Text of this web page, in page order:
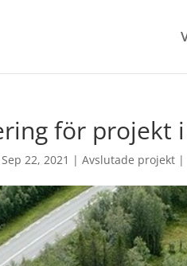
för projekt
Sep 22, 2021 |Avslutade projekt